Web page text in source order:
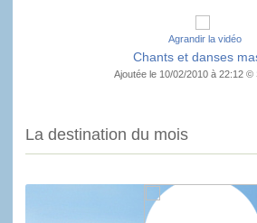
Agrandir la vidéo
Chants et danses
Ajoutée le 10/02/2010 à 22:12 ©
La destination du mois